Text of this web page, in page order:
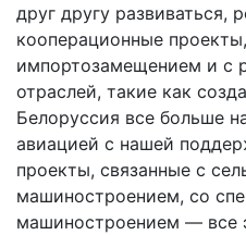
друг другу развиваться,
кооперационные
импортозамещением и с
отраслей, такие как
Белоруссия все больше
авиацией с нашей
проекты, связанные с
машиностроением, со
машиностроением — все